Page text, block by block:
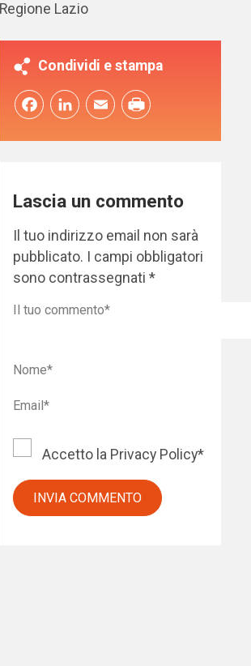
Regione Lazio
Condividi e stampa
FacebookLinkedInEmail
Lascia un commento
Il tuo indirizzo email non sarà
pubblicato. I campi obbligatori
sono contrassegnati*
Accetto la Privacy Policy*